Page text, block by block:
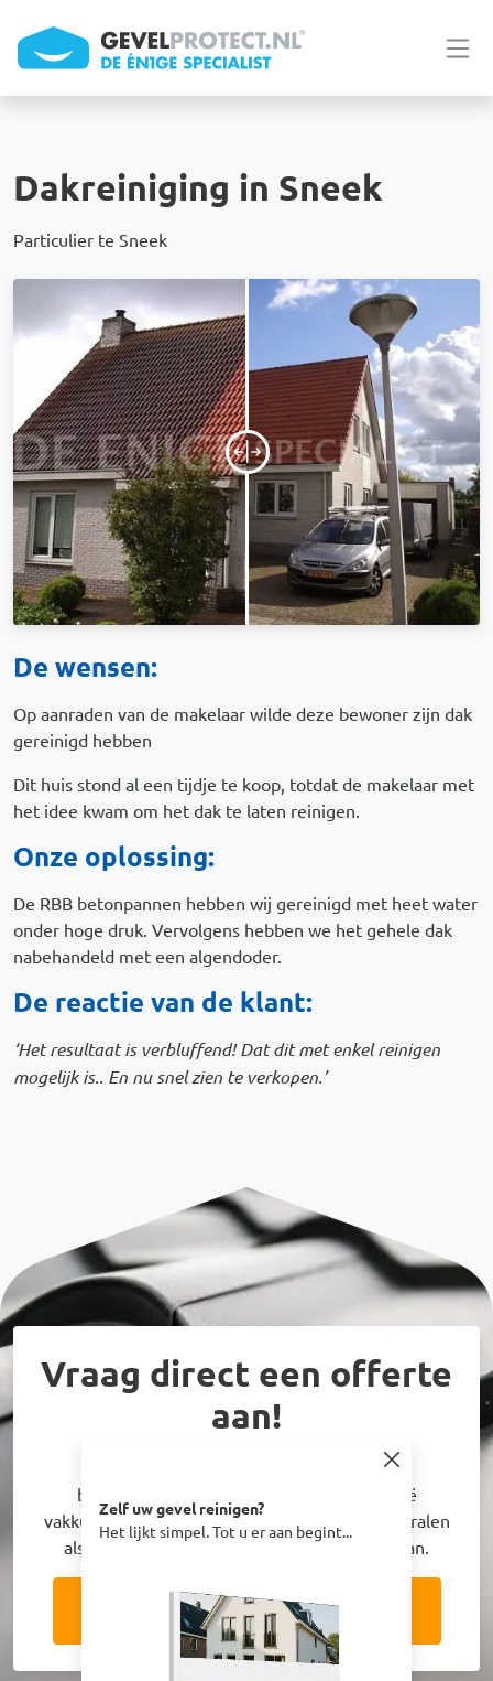
Zelf uw gevel reinigen?
Het lijkt simpel. Tot u er aan begint...
Dakreiniging in Sneek
Particulier te Sneek
De wensen:
Op aanraden van de makelaar wilde deze bewoner zijn dak
gereinigd hebben
Dit huis stond al een tijdje te koop, totdat de makelaar met
het idee kwam om het dak te laten reinigen.
Onze oplossing:
De RBB betonpannen hebben wij gereinigd met heet water
onder hoge druk. Vervolgens hebben we het gehele dak
nabehandeld met een algendoder.
De reactie van de klant:
‘Het resultaat is verbluffend! Dat dit met enkel reinigen
mogelijk is.. En nu snel zien te verkopen.’
Vraag direct een offerte
aan!
Sinds 2004 hebben wij vele woningen en
bedrijfspanden in heel Nederland en België
vakkundig gereinigd. Laat uw pand ook weer stralen
als nieuw en vraag vrijblijvend een offerte aan.
Vraag nu een offerte aan!